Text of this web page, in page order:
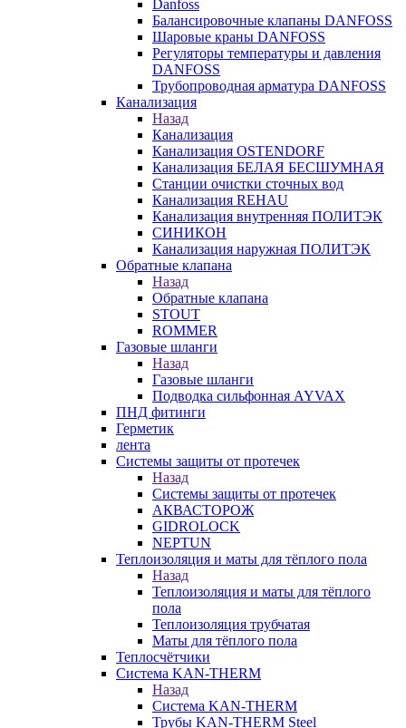
Danfoss
Балансировочные клапаны DANFOSS
Шаровые краны DANFOSS
Регуляторы температуры и давления
DANFOSS
Трубопроводная арматура DANFOSS
Канализация
Назад
Канализация
Канализация OSTENDORF
Канализация БЕЛАЯ БЕСШУМНАЯ
Станции очистки сточных вод
Канализация REHAU
Канализация внутренняя ПОЛИТЭК
СИНИКОН
Канализация наружная ПОЛИТЭК
Обратные клапана
Назад
Обратные клапана
STOUT
ROMMER
Газовые шланги
Назад
Газовые шланги
Подводка сильфонная AYVAX
ПНД фитинги
Герметик
лента
Системы защиты от протечек
Назад
Системы защиты от протечек
АКВАСТОРОЖ
GIDROLOCK
NEPTUN
Теплоизоляция и маты для тёплого пола
Назад
Теплоизоляция и маты для тёплого
пола
Теплоизоляция трубчатая
Маты для тёплого пола
Теплосчётчики
Система KAN-THERM
Назад
Система KAN-THERM
Трубы KAN-THERM Steel